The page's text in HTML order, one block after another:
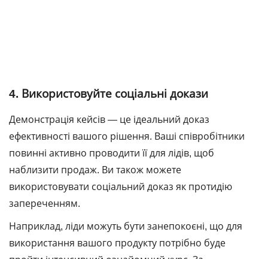
4. Використовуйте соціальні докази
Демонстрація кейсів ― це ідеальний доказ
ефективності вашого рішення. Ваші співробітники
повинні активно проводити її для лідів, щоб
наблизити продаж. Ви також можете
використовувати соціальний доказ як протидію
запереченням.
Наприклад, ліди можуть бути занепокоєні, що для
використання вашого продукту потрібно буде